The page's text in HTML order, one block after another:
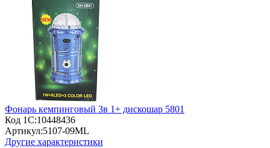
Фонарь кемпинговый 3в 1+ дискошар 5801
Код 1С:10448436
Артикул:5107-09ML
Другие характеристики